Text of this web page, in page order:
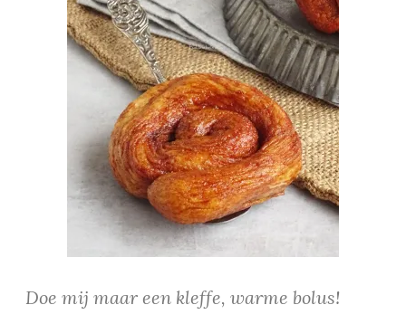
Doe mij maar een kleffe, warme bolus!